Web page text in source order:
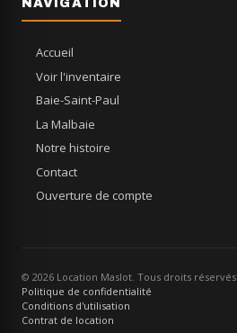
NAVIGATION
Accueil
Voir l'inventaire
Baie-Saint-Paul
La Malbaie
Notre histoire
Contact
Ouverture de compte
© 2026 Location Maslot. Tous droits réservés
Politique de confidentialité
Conditions d'utilisation
Contrat de location